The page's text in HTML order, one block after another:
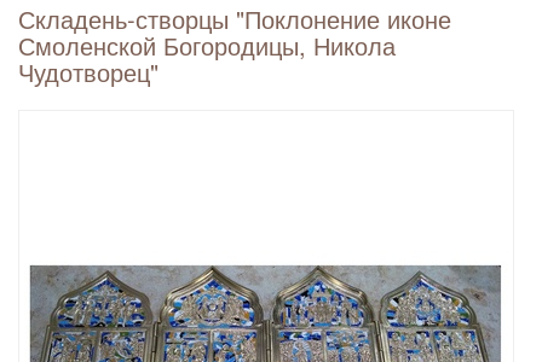
Складень-створцы "Поклонение иконе
Смоленской Богородицы, Никола
Чудотворец"